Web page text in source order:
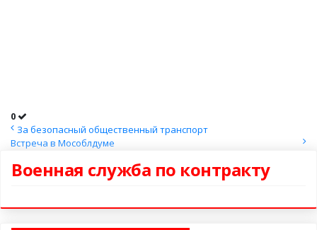
0
За безопасный общественный транспорт
Встреча в Мособлдуме
Военная служба по контракту